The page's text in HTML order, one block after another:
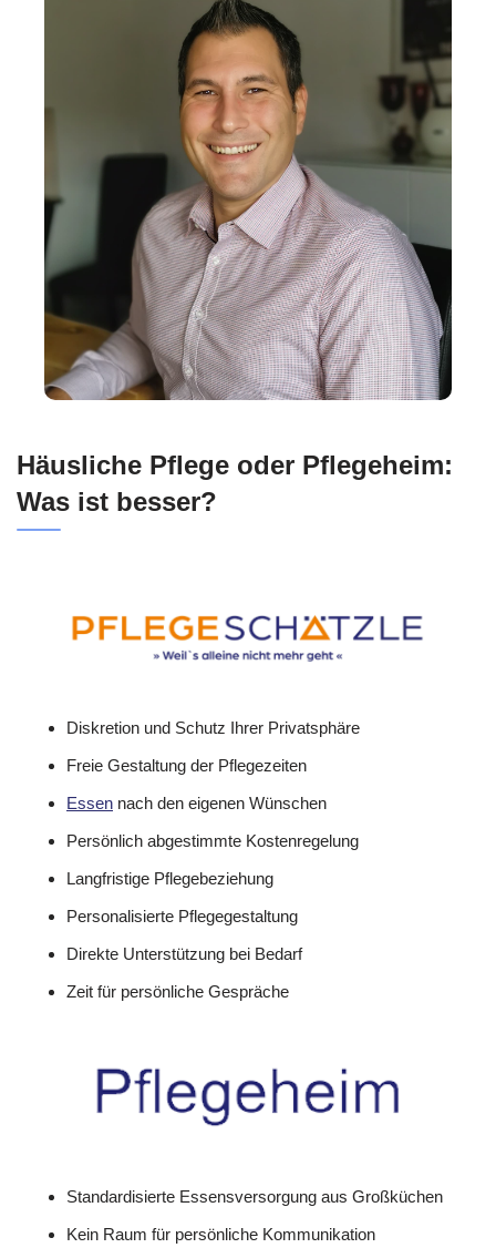
Häusliche Pflege oder Pflegeheim:
Was ist besser?
Diskretion und Schutz Ihrer Privatsphäre
Freie Gestaltung der Pflegezeiten
Essen nach den eigenen Wünschen
Persönlich abgestimmte Kostenregelung
Langfristige Pflegebeziehung
Personalisierte Pflegegestaltung
Direkte Unterstützung bei Bedarf
Zeit für persönliche Gespräche
Standardisierte Essensversorgung aus Großküchen
Kein Raum für persönliche Kommunikation